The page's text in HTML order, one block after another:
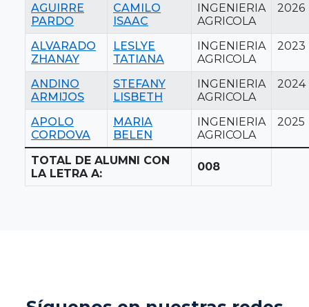
AGUIRRE
PARDO
CAMILO
ISAAC
INGENIERIA
AGRICOLA
2026
ALVARADO
ZHANAY
LESLYE
TATIANA
INGENIERIA
AGRICOLA
2023
ANDINO
ARMIJOS
STEFANY
LISBETH
INGENIERIA
AGRICOLA
2024
APOLO
CORDOVA
MARIA
BELEN
INGENIERIA
AGRICOLA
2025
TOTAL DE ALUMNI CON
LA LETRA A:
008